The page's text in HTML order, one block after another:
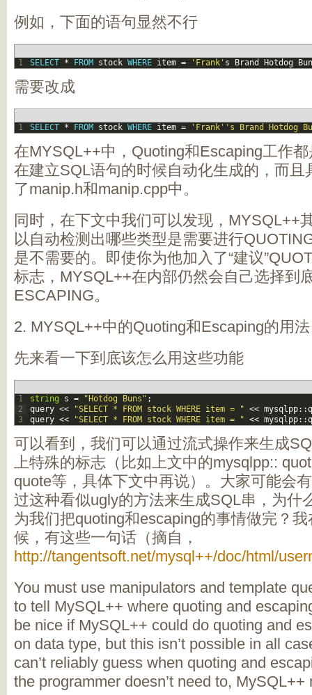
例如，下面的语句显然不行
1 SELECT * FROM stock WHERE item = 'Frank' s Brand Hotdog
需要改成
1 SELECT * FROM stock WHERE item = 'Frank' 's Brand Hotdog
在MYSQL++中，Quoting和Escaping工作
在建立SQL语句的时候自动化生成的，而且
了manip.h和manip.cpp中。
同时，在下文中我们可以发现，MYSQL++
以自动检测出哪些类型是需要进行
是不需要的。即使你为他加入了“建议
标志，MYSQL++在内部仍然会自己选择到
ESCAPING。
2. MYSQL++中的Quoting和Escaping的用法
先来看一下到底该怎么用这些功能
1
2
3
string s = "Hotdog Buns" ;
query << "SELECT * FROM stock WHERE item = " << mysqlpp::
query << "SELECT * FROM stock WHERE item = " << mysqlpp::
可以看到，我们可以通过流式操作来生成
上特殊的标志（比如上文中的mysqlpp::
quote等，具体下文中再说）。大家可能会
过这种看似ugly的方法来生成SQL串，为什
为我们把quoting和escaping的事情做完？
候，有这些一句话（摘自，
http://tangentsoft.net/mysql++/doc/html/
You must use manipulators and template
to tell MySQL++ where quoting and
be nice if MySQL++ could do quoting and
on data type, but this isn’t possible in all
can’t reliably guess when quoting and
the programmer doesn’t need to,